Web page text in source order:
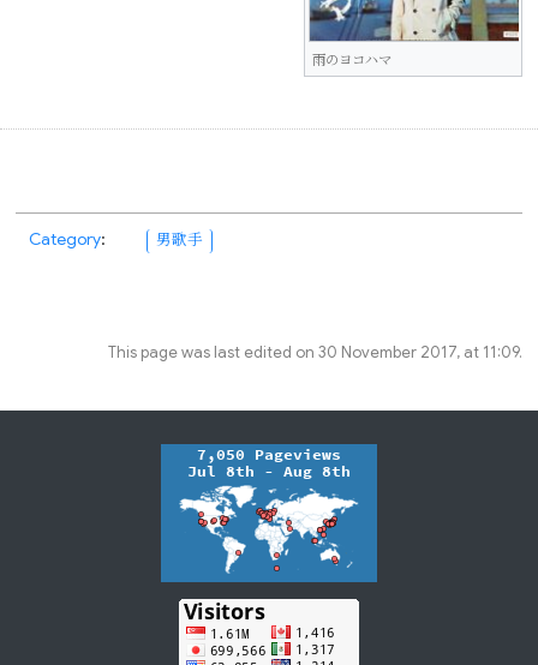
雨のヨコハマ
Category: 男歌手
This page was last edited on 30 November 2017, at 11:09.